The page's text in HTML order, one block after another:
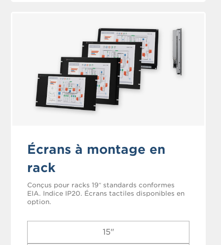
Écrans à montage en
rack
Conçus pour racks 19″ standards conformes
EIA. Indice IP20. Écrans tactiles disponibles en
option.
15"